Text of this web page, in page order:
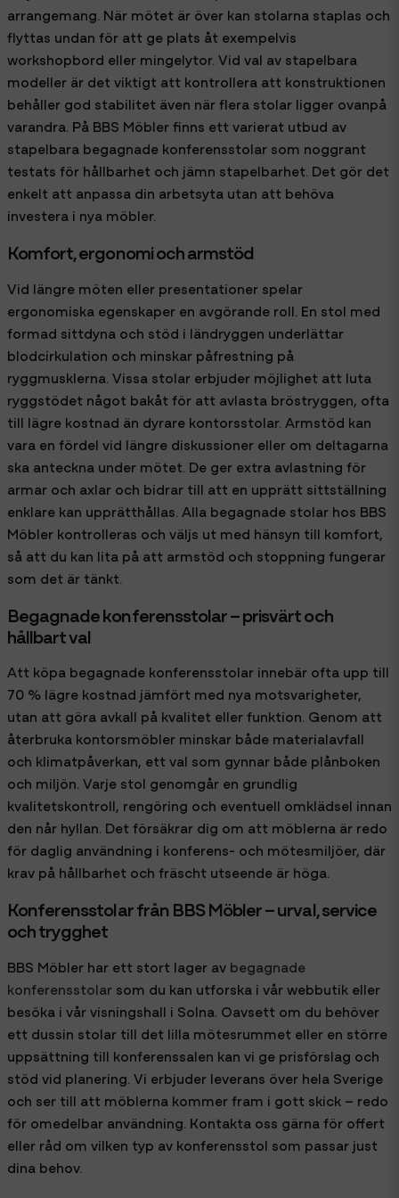
arrangemang. När mötet är över kan stolarna staplas och
flyttas undan för att ge plats åt exempelvis
workshopbord eller mingelytor. Vid val av stapelbara
modeller är det viktigt att kontrollera att konstruktionen
behåller god stabilitet även när flera stolar ligger ovanpå
varandra. På BBS Möbler finns ett varierat utbud av
stapelbara begagnade konferensstolar som noggrant
testats för hållbarhet och jämn stapelbarhet. Det gör det
enkelt att anpassa din arbetsyta utan att behöva
investera i nya möbler.
Komfort, ergonomi och armstöd
Vid längre möten eller presentationer spelar
ergonomiska egenskaper en avgörande roll. En stol med
formad sittdyna och stöd i ländryggen underlättar
blodcirkulation och minskar påfrestning på
ryggmusklerna. Vissa stolar erbjuder möjlighet att luta
ryggstödet något bakåt för att avlasta bröstryggen, ofta
till lägre kostnad än dyrare kontorsstolar. Armstöd kan
vara en fördel vid längre diskussioner eller om deltagarna
ska anteckna under mötet. De ger extra avlastning för
armar och axlar och bidrar till att en upprätt sittställning
enklare kan upprätthållas. Alla begagnade stolar hos BBS
Möbler kontrolleras och väljs ut med hänsyn till komfort,
så att du kan lita på att armstöd och stoppning fungerar
som det är tänkt.
Begagnade konferensstolar – prisvärt och
hållbart val
Att köpa begagnade konferensstolar innebär ofta upp till
70 % lägre kostnad jämfört med nya motsvarigheter,
utan att göra avkall på kvalitet eller funktion. Genom att
återbruka kontorsmöbler minskar både materialavfall
och klimatpåverkan, ett val som gynnar både plånboken
och miljön. Varje stol genomgår en grundlig
kvalitetskontroll, rengöring och eventuell omklädsel innan
den når hyllan. Det försäkrar dig om att möblerna är redo
för daglig användning i konferens- och mötesmiljöer, där
krav på hållbarhet och fräscht utseende är höga.
Konferensstolar från BBS Möbler – urval, service
och trygghet
BBS Möbler har ett stort lager av begagnade
konferensstolar som du kan utforska i vår webbutik eller
besöka i vår visningshall i Solna. Oavsett om du behöver
ett dussin stolar till det lilla mötesrummet eller en större
uppsättning till konferenssalen kan vi ge prisförslag och
stöd vid planering. Vi erbjuder leverans över hela Sverige
och ser till att möblerna kommer fram i gott skick – redo
för omedelbar användning. Kontakta oss gärna för offert
eller råd om vilken typ av konferensstol som passar just
dina behov.